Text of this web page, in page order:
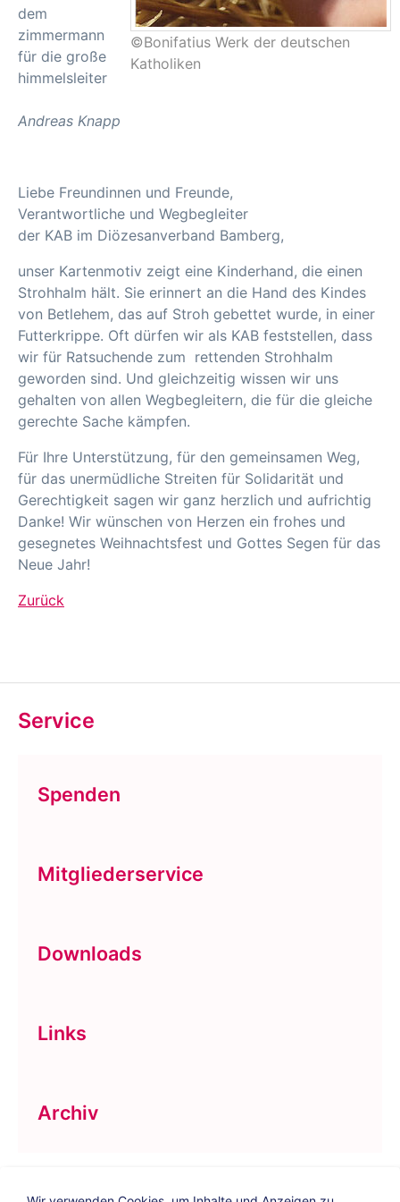
©Bonifatius Werk der deutschen
Katholiken
dem
zimmermann
für die große
himmelsleiter
Andreas Knapp
Liebe Freundinnen und Freunde,
Verantwortliche und Wegbegleiter
der KAB im Diözesanverband Bamberg,
unser Kartenmotiv zeigt eine Kinderhand, die einen
Strohhalm hält. Sie erinnert an die Hand des Kindes
von Betlehem, das auf Stroh gebettet wurde, in einer
Futterkrippe. Oft dürfen wir als KAB feststellen, dass
wir für Ratsuchende zum  rettenden Strohhalm
geworden sind. Und gleichzeitig wissen wir uns
gehalten von allen Wegbegleitern, die für die gleiche
gerechte Sache kämpfen.
Für Ihre Unterstützung, für den gemeinsamen Weg,
für das unermüdliche Streiten für Solidarität und
Gerechtigkeit sagen wir ganz herzlich und aufrichtig
Danke! Wir wünschen von Herzen ein frohes und
gesegnetes Weihnachtsfest und Gottes Segen für das
Neue Jahr!
Zurück
Service
Spenden
Mitgliederservice
Downloads
Links
Archiv